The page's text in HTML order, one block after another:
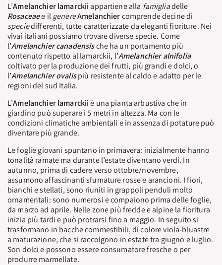
L’Amelanchier lamarckii appartiene alla famigliadelle
Rosaceaee ilgenereAmelanchiercomprende decine di
speciedifferenti, tutte caratterizzate da eleganti fioriture. Nei
vivai italiani possiamo trovare diverse specie. Come
l’Amelanchier canadensische ha un portamento più
contenuto rispetto al lamarckii, l’Amelanchier alnifolia
coltivato per la produzione dei frutti, più grandi e dolci, o
l’Amelanchier ovalispiù resistente al caldo e adatto per le
regioni del sud Italia.
L’Amelanchierlamarckiiè una pianta arbustiva che in
giardino può superare i 5 metri in altezza. Ma con le
condizioni climatiche ambientali e in assenza di potature può
diventare più grande.
Le foglie giovani spuntano in primavera: inizialmente hanno
tonalità ramate ma durante l’estate diventano verdi. In
autunno, prima di cadere verso ottobre/novembre,
assumono affascinanti sfumature rosse e arancioni. I fiori,
bianchi e stellati, sono riuniti in grappoli penduli molto
ornamentali: sono numerosi e compaiono prima delle foglie,
da marzo ad aprile. Nelle zone più fredde e alpine la fioritura
inizia più tardi e può protrarsi fino a maggio. In seguito si
trasformano in bacche commestibili, di colore viola-bluastre
a maturazione, che si raccolgono in estate tra giugno e luglio.
Son dolci e possono essere consumatore fresche o per
produrre marmellate.